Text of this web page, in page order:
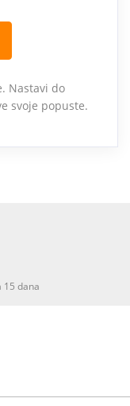
Nastavi do
svoje popuste.
15 dana